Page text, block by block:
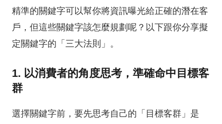
精準的關鍵字可以幫你將資訊曝光給正確的潛在客
戶，但這些關鍵字該怎麼規劃呢？以下跟你分享擬
定關鍵字的「三大法則」。
1. 以消費者的角度思考，準確命中目標客
群
選擇關鍵字前，要先思考自己的「目標客群」是